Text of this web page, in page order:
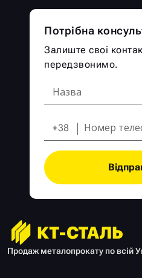
Продаж металопрокату по всій
Потрібна
Залиште свої
передзвонимо.
+38